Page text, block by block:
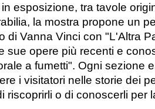
esposizione, tra tavole
la mostra propone un
di Vanna Vinci con "L'Altra
sue opere più recenti e
a fumetti". Ogni sezione
i visitatori nelle storie dei
riscoprirli o di conoscerli per